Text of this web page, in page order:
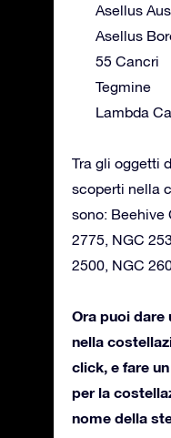
Asellus
Asellus
55 Cancri
Tegmine
Lambda
Tra gli oggetti
scoperti nella
sono: Beehive
2775, NGC
2500, NGC
Ora puoi dare
nella
click, e fare
per la
nome della